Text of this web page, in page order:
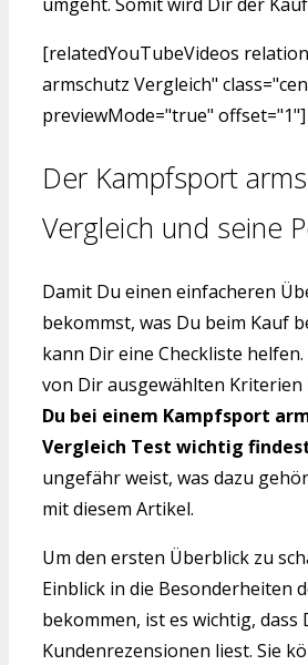
[relatedYouTubeVideos
armschutz Vergleich"
previewMode="true" offset="1"]
Der Kampfsport
Vergleich und seine
Damit Du einen einfacheren
bekommst, was Du beim Kauf
kann Dir eine Checkliste
von Dir ausgewählten Kriterien
Du bei einem Kampfsport
Vergleich Test wichtig
ungefähr weist, was dazu
mit diesem Artikel.
Um den ersten Überblick zu
Einblick in die Besonderheiten
bekommen, ist es wichtig, dass
Kundenrezensionen liest. Sie